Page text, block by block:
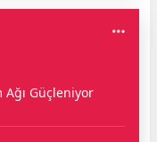
Ağı Güçleniyor